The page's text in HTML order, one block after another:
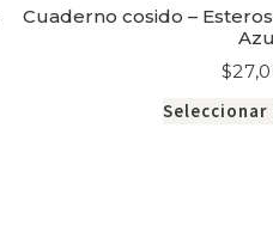
Cuaderno cosido –
$
Seleccionar